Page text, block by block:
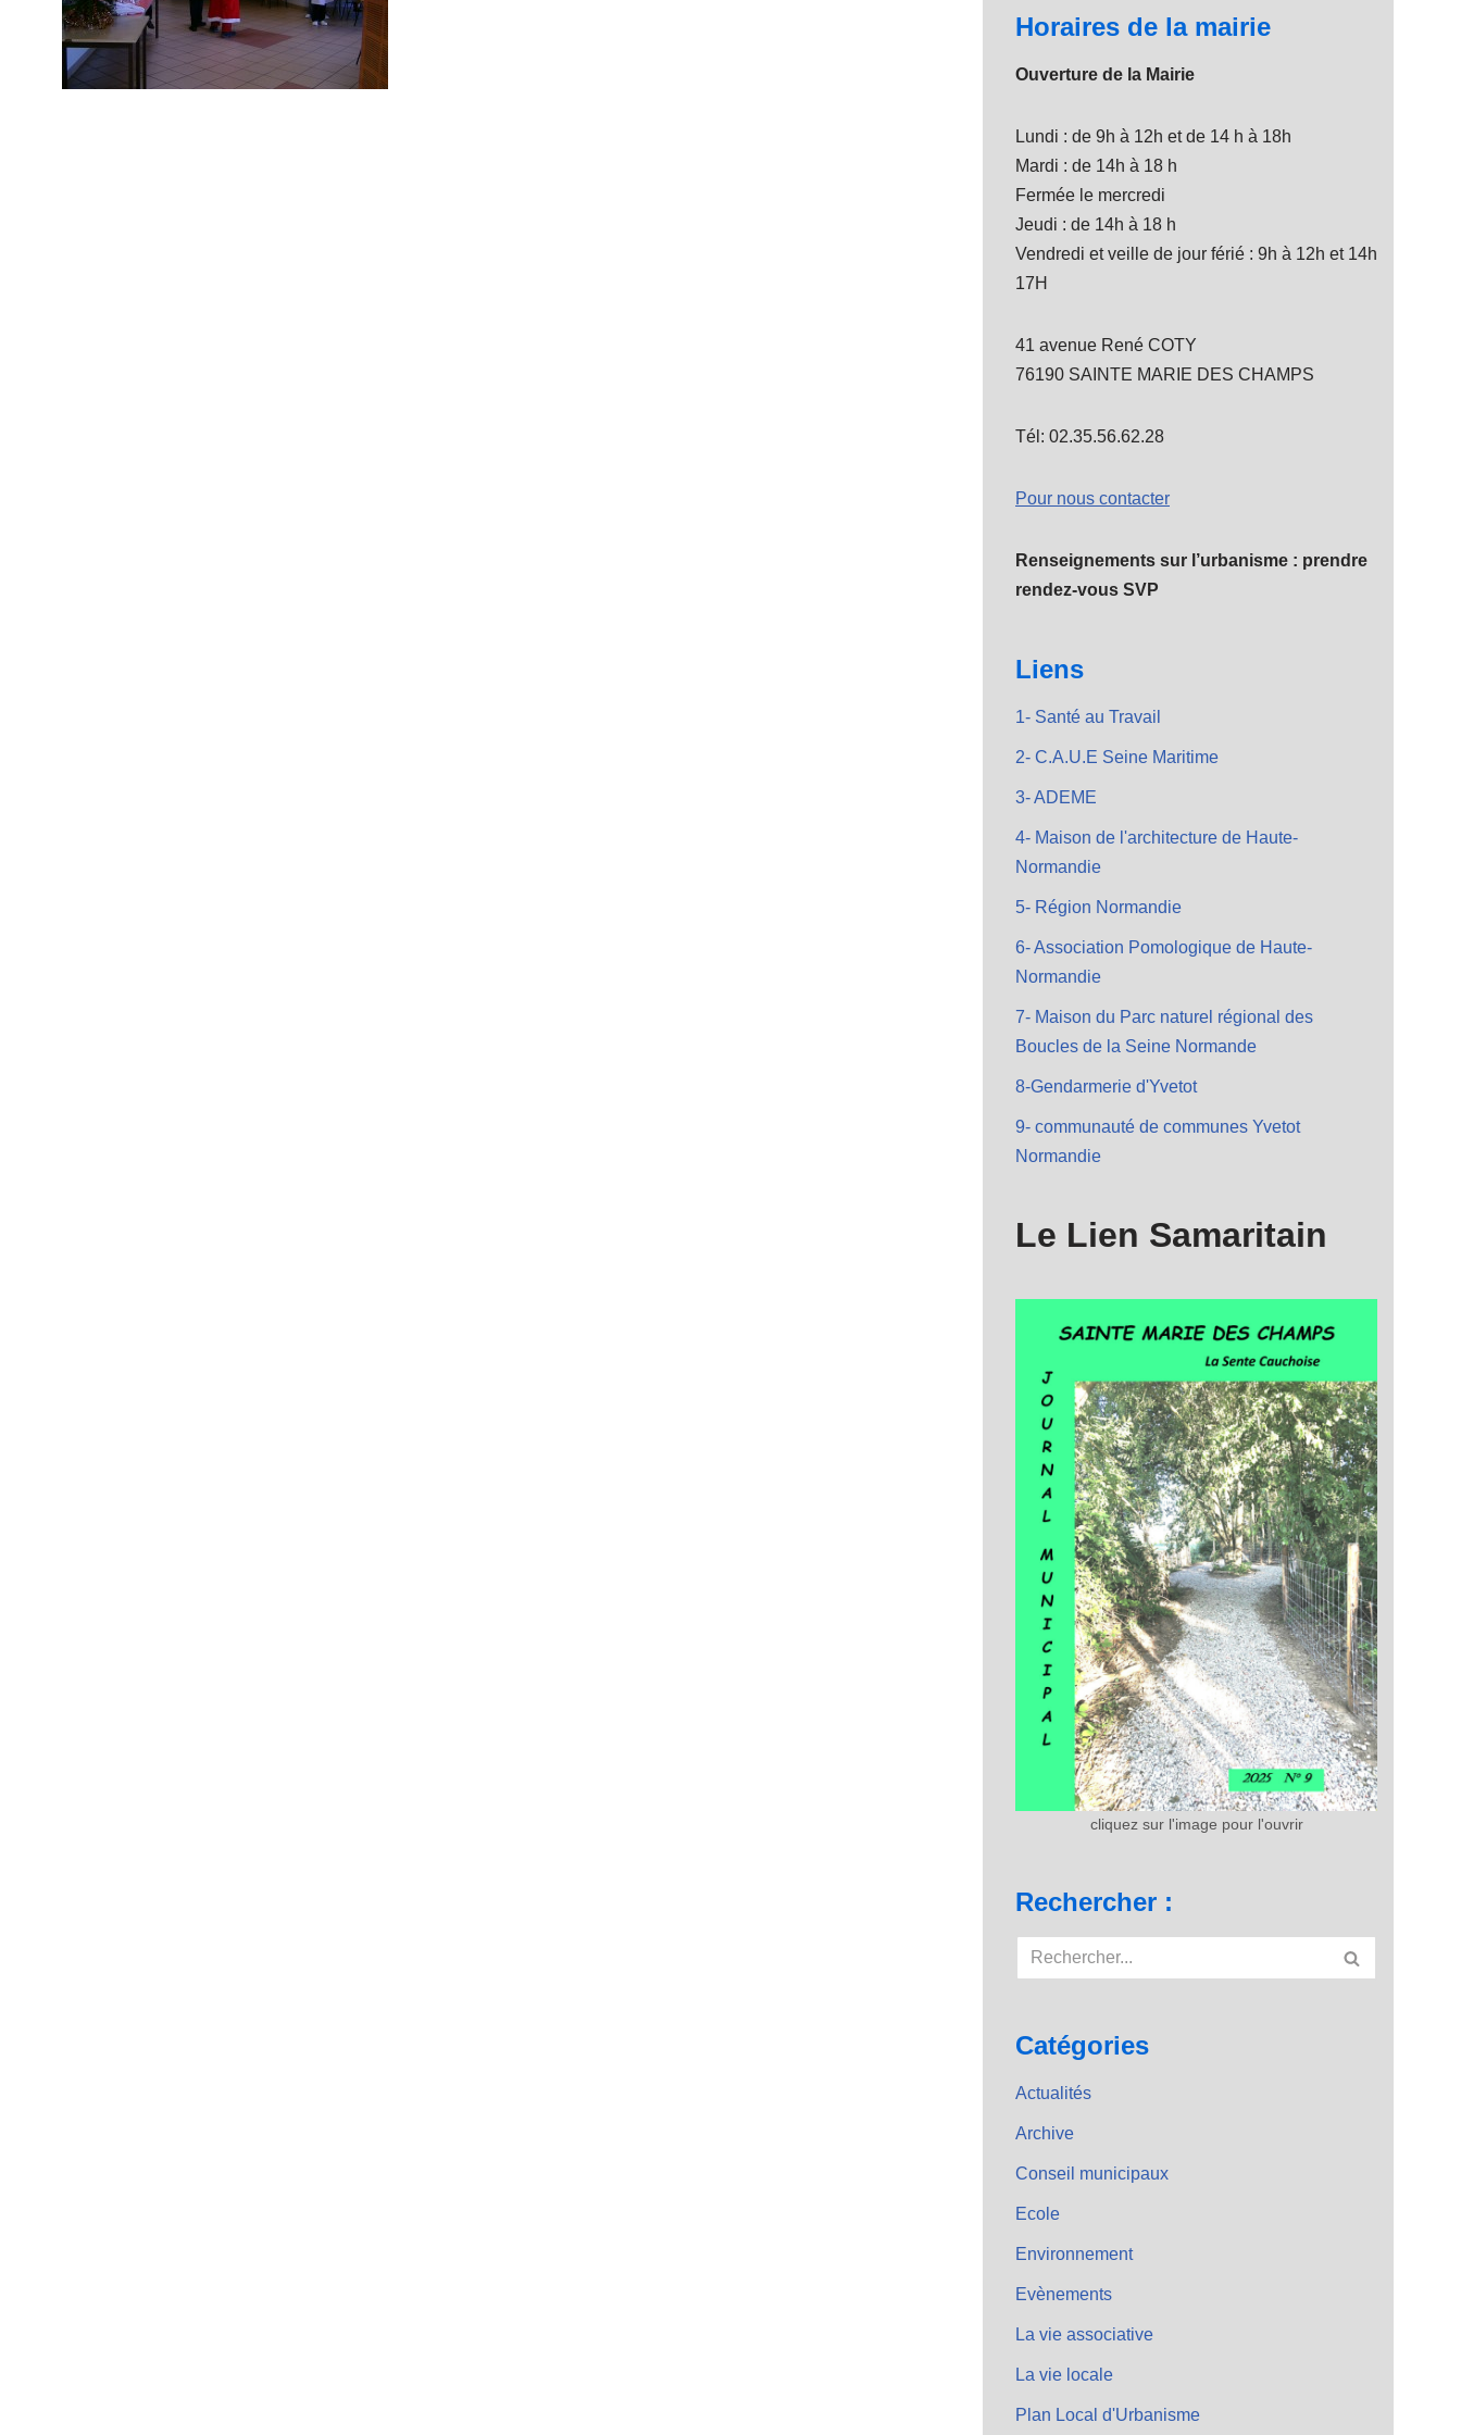
Horaires de la mairie
Ouverture de la Mairie
Lundi : de 9h à 12h et de 14 h à 18h
Mardi : de 14h à 18 h
Fermée le mercredi
Jeudi : de 14h à 18 h
Vendredi et veille de jour férié : 9h à 12h et 14h
17H
41 avenue René COTY
76190 SAINTE MARIE DES CHAMPS
Tél: 02.35.56.62.28
Pour nous contacter
Renseignements sur l’urbanisme : prendre
rendez-vous SVP
Liens
1- Santé au Travail
2- C.A.U.E Seine Maritime
3- ADEME
4- Maison de l'architecture de Haute-
Normandie
5- Région Normandie
6- Association Pomologique de Haute-
Normandie
7- Maison du Parc naturel régional des
Boucles de la Seine Normande
8-Gendarmerie d'Yvetot
9- communauté de communes Yvetot
Normandie
Le Lien Samaritain
cliquez sur l'image pour l'ouvrir
Rechercher :
Catégories
Actualités
Archive
Conseil municipaux
Ecole
Environnement
Evènements
La vie associative
La vie locale
Plan Local d'Urbanisme